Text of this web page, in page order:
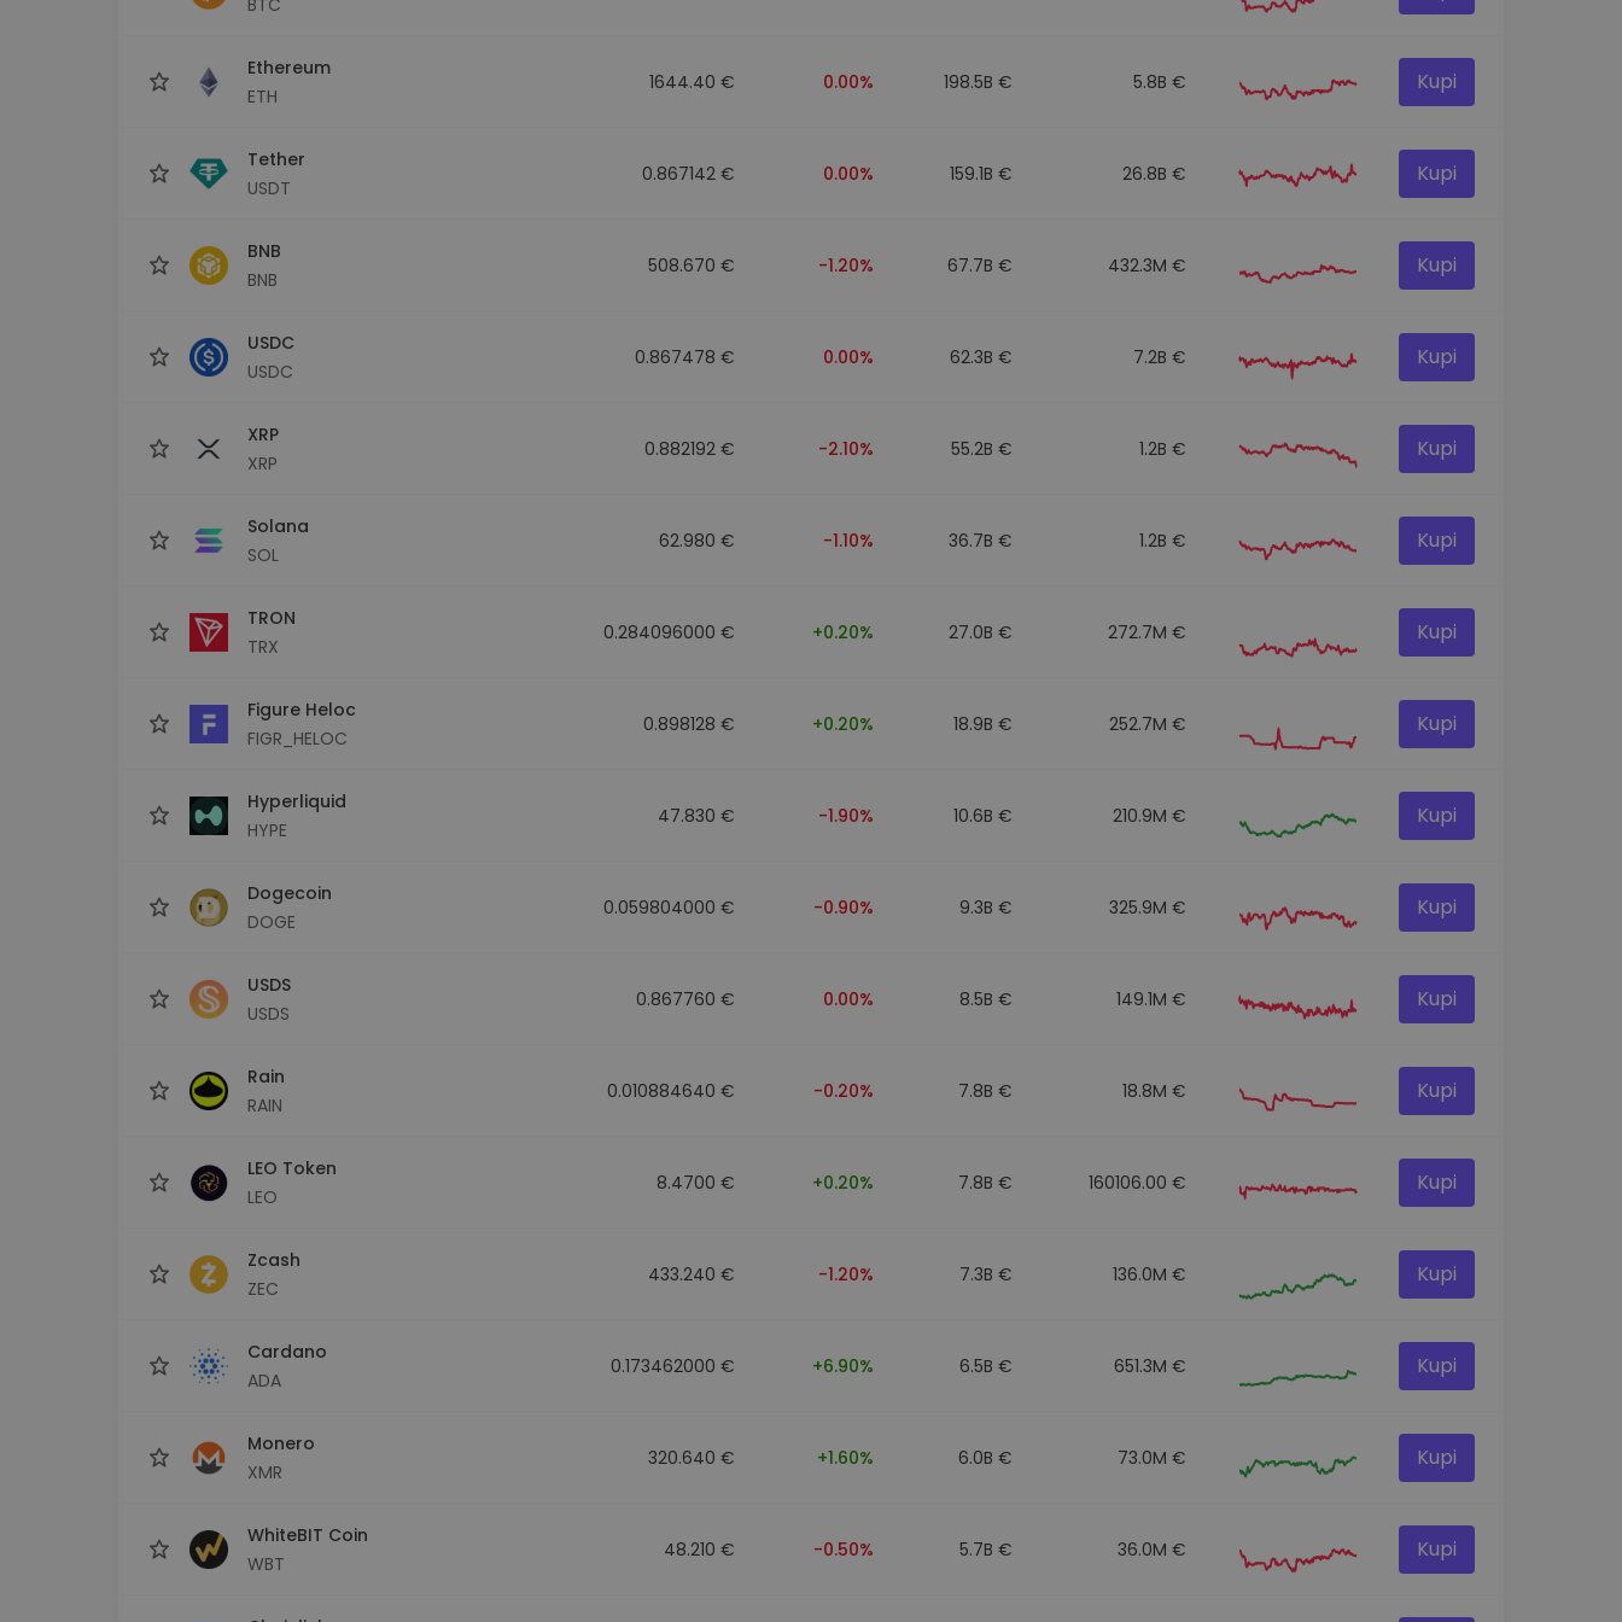
Ethereum
ETH
1644.40 € 0.00% 198.5B € 5.8B € Kupi
Tether
USDT
0.867142 € 0.00% 159.1B € 26.8B € Kupi
BNB
BNB
508.670 € -1.20% 67.7B € 432.3M € Kupi
USDC
USDC
0.867478 € 0.00% 62.3B € 7.2B € Kupi
XRP
XRP
0.882192 € -2.10% 55.2B € 1.2B € Kupi
Solana
SOL
62.980 € -1.10% 36.7B € 1.2B € Kupi
TRON
TRX
0.284096000 € +0.20% 27.0B € 272.7M € Kupi
Figure Heloc
FIGR_HELOC
0.898128 € +0.20% 18.9B € 252.7M € Kupi
Hyperliquid
HYPE
47.830 € -1.90% 10.6B € 210.9M € Kupi
Dogecoin
DOGE
0.059804000 € -0.90% 9.3B € 325.9M € Kupi
USDS
USDS
0.867760 € 0.00% 8.5B € 149.1M € Kupi
Rain
RAIN
0.010884640 € -0.20% 7.8B € 18.8M € Kupi
LEO Token
LEO
8.4700 € +0.20% 7.8B € 160106.00 € Kupi
Zcash
ZEC
433.240 € -1.20% 7.3B € 136.0M € Kupi
Cardano
ADA
0.173462000 € +6.90% 6.5B € 651.3M € Kupi
Monero
XMR
320.640 € +1.60% 6.0B € 73.0M € Kupi
WhiteBIT Coin
WBT
48.210 € -0.50% 5.7B € 36.0M € Kupi